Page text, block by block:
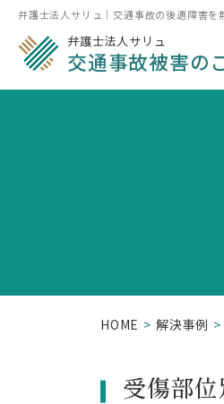
弁護士法人サリュ｜交通事故の後遺障害を
弁護士法人サリュ
交通事故被害の
HOME 解決事例
受傷部位